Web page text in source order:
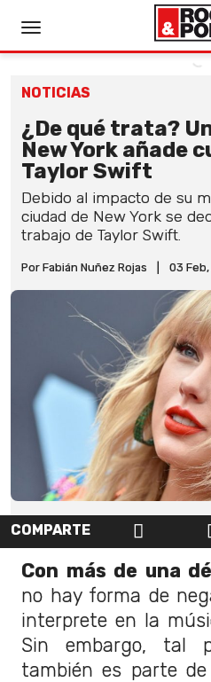
NOTICIAS
¿De qué trata?
New York añade
Taylor Swift
Debido al impacto de su
ciudad de New York se
trabajo de Taylor Swift.
Por Fabián Nuñez Rojas 03 Feb,
COMPARTE
Con más de una
no hay forma de
interprete en la
Sin embargo, tal
también es parte